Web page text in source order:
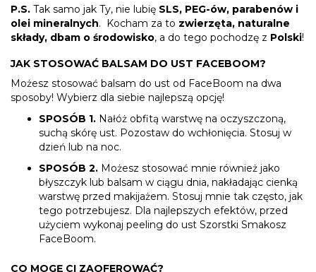
P.S. Tak samo jak Ty, nie lubię SLS, PEG-ów, parabenów i
olei mineralnych. Kocham za to zwierzęta, naturalne
składy, dbam o środowisko, a do tego pochodzę z Polski!
JAK STOSOWAĆ BALSAM DO UST FACEBOOM?
Możesz stosować balsam do ust od FaceBoom na dwa
sposoby! Wybierz dla siebie najlepszą opcję!
SPOSÓB 1. Nałóż obfitą warstwę na oczyszczoną,
suchą skórę ust. Pozostaw do wchłonięcia. Stosuj w
dzień lub na noc.
SPOSÓB 2. Możesz stosować mnie również jako
błyszczyk lub balsam w ciągu dnia, nakładając cienką
warstwę przed makijażem. Stosuj mnie tak często, jak
tego potrzebujesz. Dla najlepszych efektów, przed
użyciem wykonaj peeling do ust Szorstki Smakosz
FaceBoom.
CO MOGĘ CI ZAOFEROWAĆ?